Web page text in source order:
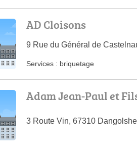
AD Cloisons
9 Rue du Général de
Services : briquetage
Adam Jean-Paul et
3 Route Vin, 67310